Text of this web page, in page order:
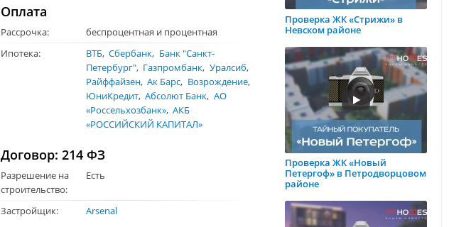
Оплата
Рассрочка:
беспроцентная и процентная
Ипотека:
ВТБ Сбербанк Банк "Санкт-
Петербург" Газпромбанк Уралсиб
Райффайзен Ак Барс Возрождение
ЮниКредит Абсолют Банк АО
«Россельхозбанк» АКБ
«РОССИЙСКИЙ КАПИТАЛ»
Договор: 214 ФЗ
Разрешение на
строительство:
Есть
Застройщик: Arsenal
Проверка ЖК «Стрижи» в
Невском районе
Проверка ЖК «Новый
Петергоф» в Петродворцовом
районе